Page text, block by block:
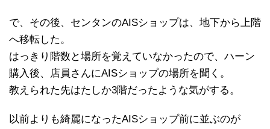
で、その後、センタンのAISショップは、地下から上階
へ移転した。
はっきり階数と場所を覚えていなかったので、ハーン
購入後、店員さんにAISショップの場所を聞く。
教えられた先はたしか3階だったような気がする。
以前よりも綺麗になったAISショップ前に並ぶのが